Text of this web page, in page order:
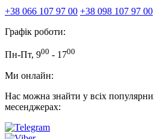
+38 066 107 97 00 +38 098 107 97 00
Графік роботи:
Пн-Пт, 900 - 1700
Ми онлайн:
Нас можна знайти у всіх
месенджерах: